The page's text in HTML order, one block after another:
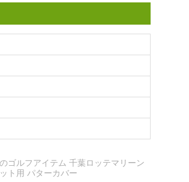
ゴルフアイテム 千葉ロッテマリーン
ト用 パターカバー